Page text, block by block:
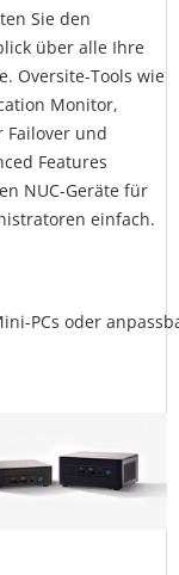
Sie den
über alle Ihre
Oversite-Tools wie
Monitor,
Failover und
Features
NUC-Geräte für
einfach.
PCs oder